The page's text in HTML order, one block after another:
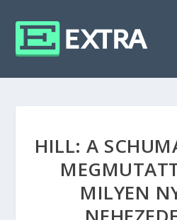
HILL: A
MILYEN